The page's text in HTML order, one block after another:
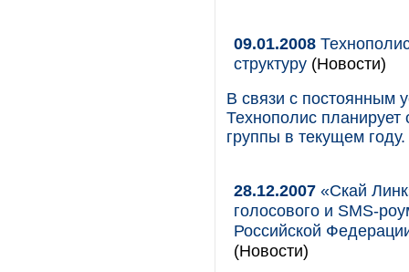
09.01.2008
структуру (Новости)
В связи с постоянным
Технополис планирует
группы в текущем году.
28.12.2007 «Скай
голосового и SMS-
Российской
(Новости)